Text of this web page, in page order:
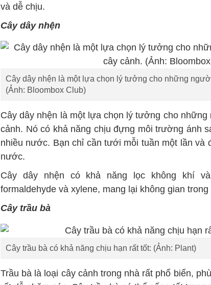
và dễ chịu.
Cây dây nhện
Cây dây nhện là một lựa chọn lý tưởng cho những
(Ảnh: Bloombox Club)
Cây dây nhện là một lựa chọn lý tưởng cho
cảnh. Nó có khả năng chịu đựng môi trường ánh
nhiều nước. Bạn chỉ cần tưới mỗi tuần một lần và
nước.
Cây dây nhện có khả năng lọc không khí
formaldehyde và xylene, mang lại không gian trong
Cây trầu bà
Cây trầu bà có khả năng chịu hạn rất tốt: (Ảnh: Plant)
Trầu bà là loại cây cảnh trong nhà rất phổ biến,